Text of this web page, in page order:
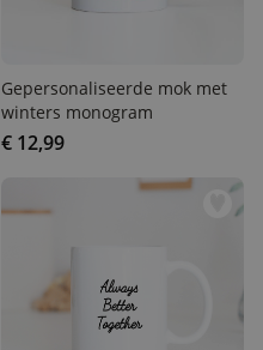
Gepersonaliseerde mok
met winters monogram
€ 12,99